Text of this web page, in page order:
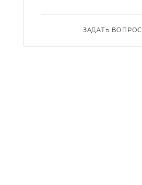
ЗАДАТЬ ВОПРОС